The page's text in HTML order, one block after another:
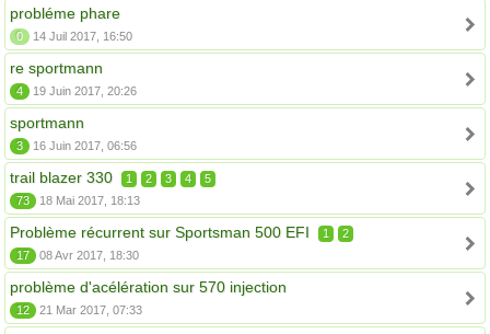
probléme phare
0 14 Juil 2017, 16:50
re sportmann
4 19 Juin 2017, 20:26
sportmann
3 16 Juin 2017, 06:56
trail blazer 330 1 2 3 4
5
73
18 Mai 2017, 18:13
Problème récurrent sur Sportsman 500 EFI 1
2
17
08 Avr 2017, 18:30
problème d'acélération sur 570 injection
12 21 Mar 2017, 07:33